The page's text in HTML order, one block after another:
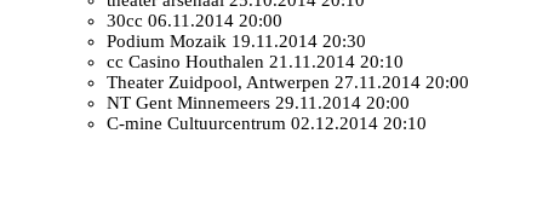
30cc 06.11.2014 20:00
Podium Mozaik 19.11.2014 20:30
cc Casino Houthalen 21.11.2014 20:10
Theater Zuidpool, Antwerpen 27.11.2014 20:00
NT Gent Minnemeers 29.11.2014 20:00
C-mine Cultuurcentrum 02.12.2014 20:10